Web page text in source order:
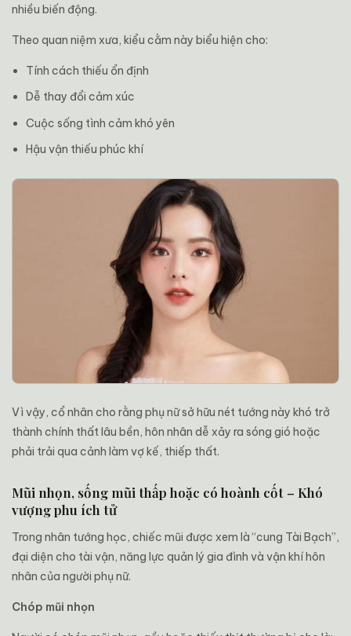
nhiều biến động.
Theo quan niệm xưa, kiểu cằm này biểu hiện cho:
Tính cách thiếu ổn định
Dễ thay đổi cảm xúc
Cuộc sống tình cảm khó yên
Hậu vận thiếu phúc khí
Vì vậy, cổ nhân cho rằng phụ nữ sở hữu nét tướng này khó trở
thành chính thất lâu bền, hôn nhân dễ xảy ra sóng gió hoặc
phải trải qua cảnh làm vợ kế, thiếp thất.
Mũi nhọn, sống mũi thấp hoặc có hoành cốt – Khó
vượng phu ích tử
Trong nhân tướng học, chiếc mũi được xem là “cung Tài Bạch”,
đại diện cho tài vận, năng lực quản lý gia đình và vận khí hôn
nhân của người phụ nữ.
Chóp mũi nhọn